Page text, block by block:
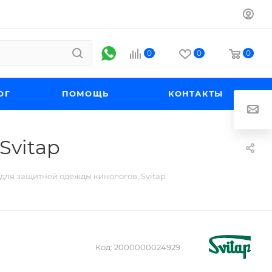
0 0 0
ПОМОЩЬ КОНТАКТЫ
защитной одежды кинологов, Svitap
Код: 2000000024929